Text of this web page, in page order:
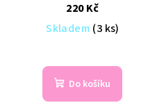
220 Kč
Skladem (3 ks)
Do košíku